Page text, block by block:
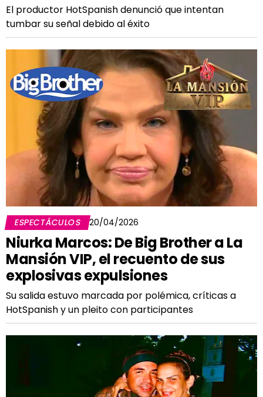
El productor HotSpanish denunció que intentan
tumbar su señal debido al éxito
ESPECTÁCULOS 20/04/2026
Niurka Marcos: De Big Brother a La
Mansión VIP, el recuento de sus
explosivas expulsiones
Su salida estuvo marcada por polémica, críticas a
HotSpanish y un pleito con participantes